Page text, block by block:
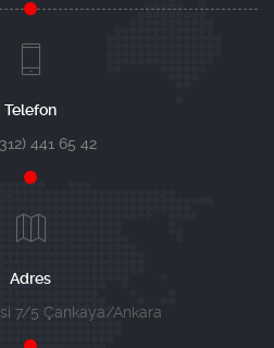
Telefon
441 65 42
Adres
7/5 Çankaya/Ankara